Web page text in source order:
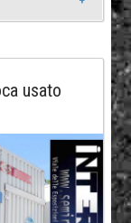
usato